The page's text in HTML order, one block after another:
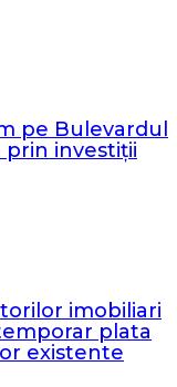
pe Bulevardul
prin investiții
imobiliari
plata
existente